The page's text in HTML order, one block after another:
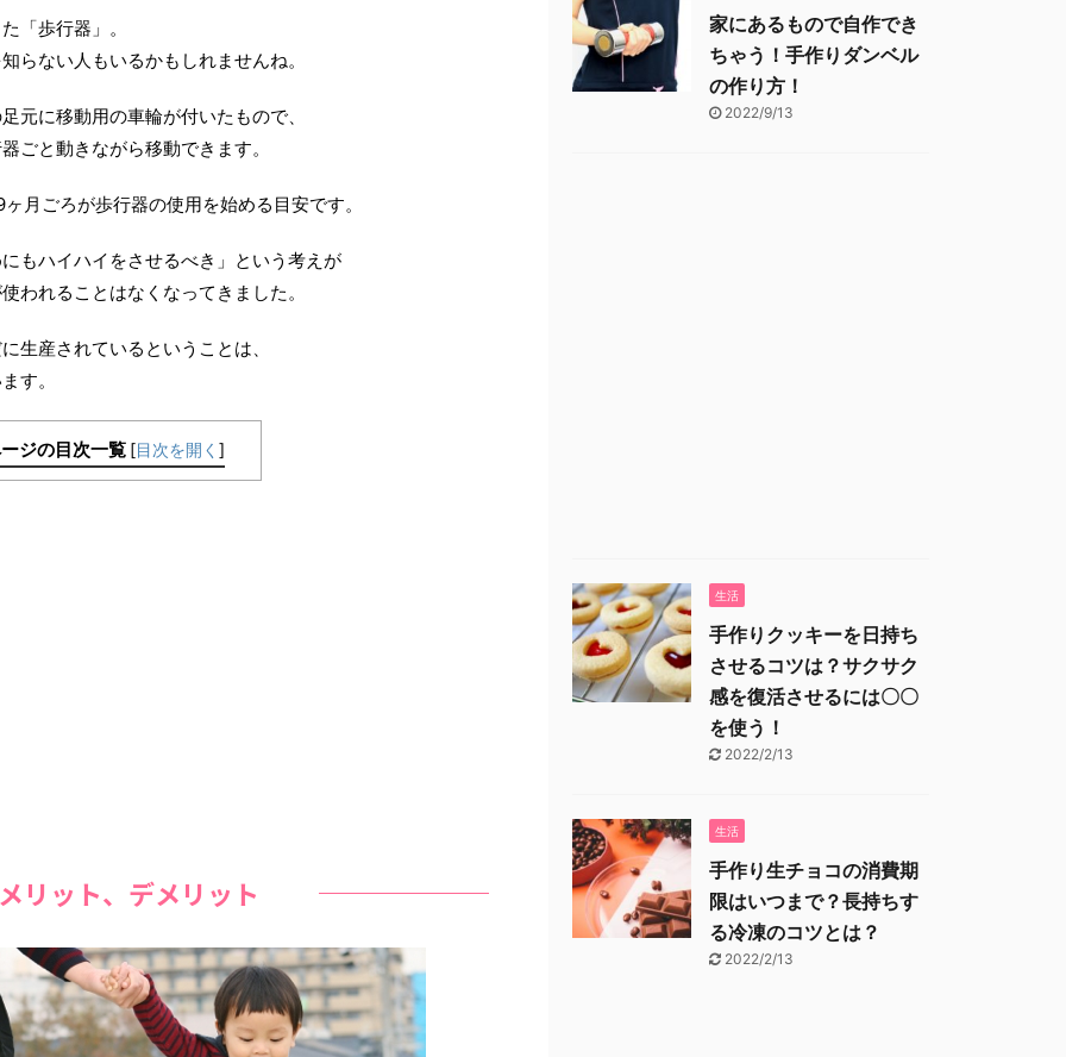
「歩行器」。
らない人もいるかもしれませんね。
元に移動用の車輪が付いたもので、
ごと動きながら移動できます。
月ごろが歩行器の使用を始める目安です。
もハイハイをさせるべき」という考えが
われることはなくなってきました。
生産されているということは、
す。
ジの目次一覧 [目次を開く ]
リット、デメリット
家にあるもので自作でき
ちゃう！手作りダンベル
の作り方！
2022/9/13
生活
手作りクッキーを日持ち
させるコツは？サクサク
感を復活させるには〇〇
を使う！
2022/2/13
生活
手作り生チョコの消費期
限はいつまで？長持ちす
る冷凍のコツとは？
2022/2/13